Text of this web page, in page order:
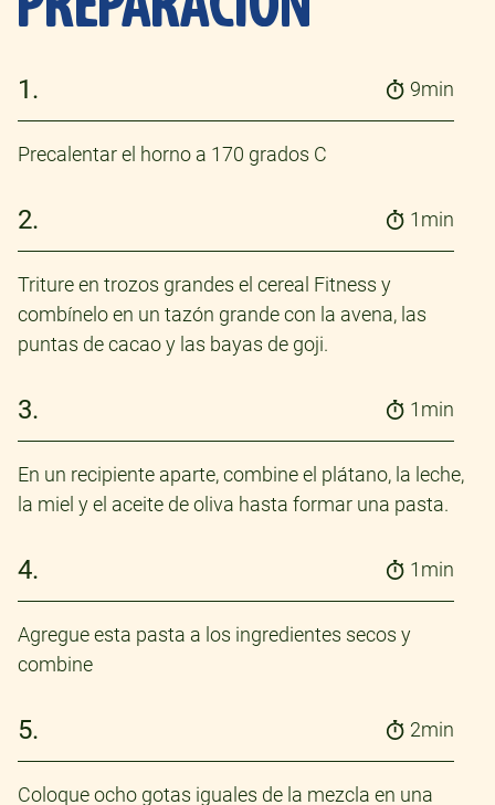
1. 9min
Precalentar el horno a 170 grados C
2. 1min
Triture en trozos grandes el cereal Fitness y
combínelo en un tazón grande con la avena, las
puntas de cacao y las bayas de goji.
3. 1min
En un recipiente aparte, combine el plátano, la leche,
la miel y el aceite de oliva hasta formar una pasta.
4. 1min
Agregue esta pasta a los ingredientes secos y
combine
5. 2min
Coloque ocho gotas iguales de la mezcla en una